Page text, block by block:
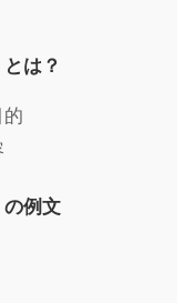
は？
の例文